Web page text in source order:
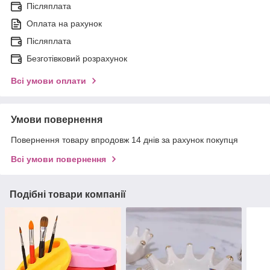
Післяплата
Оплата на рахунок
Післяплата
Безготівковий розрахунок
Всі умови оплати
Умови повернення
Повернення товару впродовж 14 днів за рахунок покупця
Всі умови повернення
Подібні товари компанії